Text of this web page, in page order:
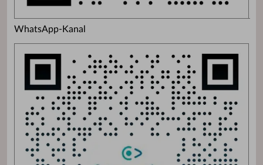
WhatsApp-Kanal